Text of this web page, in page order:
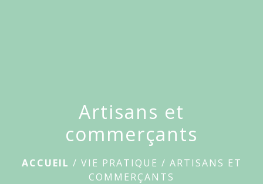
Artisans et
commerçants
ACCUEIL / VIE PRATIQUE / ARTISANS ET
COMMERÇANTS